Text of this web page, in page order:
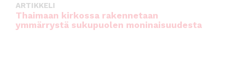
ARTIKKELI
Thaimaan kirkossa rakennetaan
ymmärrystä sukupuolen moninaisuudesta